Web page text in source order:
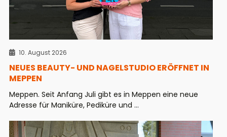
10. August 2026
NEUES BEAUTY- UND NAGELSTUDIO ERÖFFNET IN
MEPPEN
Meppen. Seit Anfang Juli gibt es in Meppen eine neue
Adresse für Maniküre, Pediküre und ...